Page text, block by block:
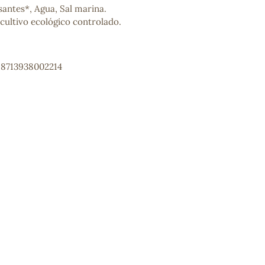
Agua, Sal marina.
ecológico controlado.